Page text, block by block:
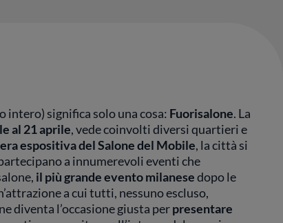
intero) significa solo una cosa: Fuorisalone. La
al 21 aprile, vede coinvolti diversi quartieri e
espositiva del Salone del Mobile, la città si
a innumerevoli eventi che
il più grande evento milanesedopo le
a cui tutti, nessuno escluso,
diventa l’occasione giusta perpresentare